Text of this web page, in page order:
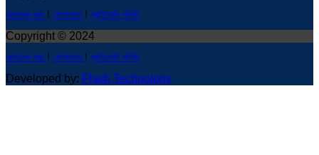
আমাদের কথা ! যোগাযোগ ! প্রাইভেসি পলিসি
Copyright © 2024
আমাদের কথা ! যোগাযোগ ! প্রাইভেসি পলিসি
Developed by: Flash Technology